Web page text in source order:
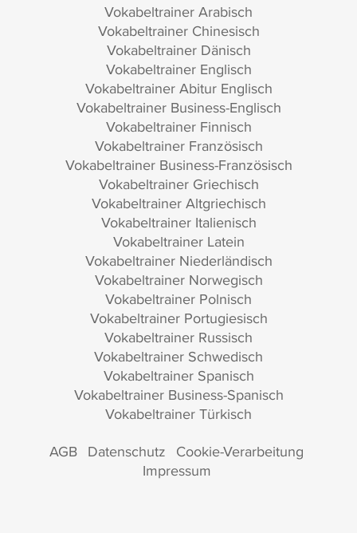
Vokabeltrainer Arabisch
Vokabeltrainer Chinesisch
Vokabeltrainer Dänisch
Vokabeltrainer Englisch
Vokabeltrainer Abitur Englisch
Vokabeltrainer Business-Englisch
Vokabeltrainer Finnisch
Vokabeltrainer Französisch
Vokabeltrainer Business-Französisch
Vokabeltrainer Griechisch
Vokabeltrainer Altgriechisch
Vokabeltrainer Italienisch
Vokabeltrainer Latein
Vokabeltrainer Niederländisch
Vokabeltrainer Norwegisch
Vokabeltrainer Polnisch
Vokabeltrainer Portugiesisch
Vokabeltrainer Russisch
Vokabeltrainer Schwedisch
Vokabeltrainer Spanisch
Vokabeltrainer Business-Spanisch
Vokabeltrainer Türkisch
AGB Datenschutz Cookie-Verarbeitung
Impressum